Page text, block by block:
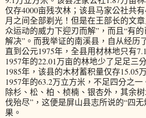
仅存4000亩残次林；该县马家公社共
月之间全部剃光！但是在王部长的文
众运动的威力下迎刃而解”，而且“有
解决”。而我举证的南溪县，自从经历
直到公元1975年，全县用材林地只有
1957年的22.01万亩的林地少了足足三
1985年，该县的木材蓄积量仅存15.05
1957年的63.2万立方米，不足四分之
除杉、松、柏、桢楠、银杏外，其余
伐殆尽”，这便是屏山县志所说的“四
果。